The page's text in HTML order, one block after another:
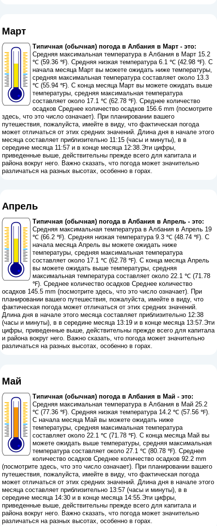
Март
Типичная (обычная) погода в Албания в Март - это:
Средняя максимальная температура в Албания в Март 15.2
℃ (59.36 ℉). Средняя низкая температура 6.1 ℃ (42.98 ℉). С
начала месяца Март вы можете ожидать ниже температуры,
средняя максимальная температура составляет около 13.3
℃ (55.94 ℉). С конца месяца Март вы можете ожидать выше
температуры, средняя максимальная температура
составляет около 17.1 ℃ (62.78 ℉). Среднее количество
осадков Среднее количество осадков 156.6 mm (посмотрите
здесь, что это число означает). При планировании вашего
путешествия, пожалуйста, имейте в виду, что фактическая погода
может отличаться от этих средних значений. Длина дня в начале этого
месяца составляет приблизительно 11:15 (часы и минуты), в в
середине месяца 11:57 и в конце месяца 12:38.Эти цифры,
приведенные выше, действительны прежде всего для капитала и
района вокруг него. Важно сказать, что погода может значительно
различаться на разных высотах, особенно в горах.
Апрель
Типичная (обычная) погода в Албания в Апрель - это:
Средняя максимальная температура в Албания в Апрель 19
℃ (66.2 ℉). Средняя низкая температура 9.3 ℃ (48.74 ℉). С
начала месяца Апрель вы можете ожидать ниже
температуры, средняя максимальная температура
составляет около 17.1 ℃ (62.78 ℉). С конца месяца Апрель
вы можете ожидать выше температуры, средняя
максимальная температура составляет около 22.1 ℃ (71.78
℉). Среднее количество осадков Среднее количество
осадков 145.5 mm (посмотрите здесь, что это число означает). При
планировании вашего путешествия, пожалуйста, имейте в виду, что
фактическая погода может отличаться от этих средних значений.
Длина дня в начале этого месяца составляет приблизительно 12:38
(часы и минуты), в в середине месяца 13:19 и в конце месяца 13:57.Эти
цифры, приведенные выше, действительны прежде всего для капитала
и района вокруг него. Важно сказать, что погода может значительно
различаться на разных высотах, особенно в горах.
Май
Типичная (обычная) погода в Албания в Май - это:
Средняя максимальная температура в Албания в Май 25.2
℃ (77.36 ℉). Средняя низкая температура 14.2 ℃ (57.56 ℉).
С начала месяца Май вы можете ожидать ниже
температуры, средняя максимальная температура
составляет около 22.1 ℃ (71.78 ℉). С конца месяца Май вы
можете ожидать выше температуры, средняя максимальная
температура составляет около 27.1 ℃ (80.78 ℉). Среднее
количество осадков Среднее количество осадков 92.2 mm
(посмотрите здесь, что это число означает). При планировании вашего
путешествия, пожалуйста, имейте в виду, что фактическая погода
может отличаться от этих средних значений. Длина дня в начале этого
месяца составляет приблизительно 13:57 (часы и минуты), в в
середине месяца 14:30 и в конце месяца 14:55.Эти цифры,
приведенные выше, действительны прежде всего для капитала и
района вокруг него. Важно сказать, что погода может значительно
различаться на разных высотах, особенно в горах.